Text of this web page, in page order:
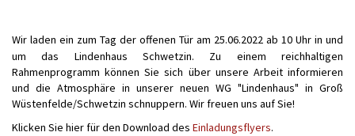
Wir laden ein zum Tag der offenen Tür am 25.06.2022 ab 10 Uhr in und
um das Lindenhaus Schwetzin. Zu einem reichhaltigen
Rahmenprogramm können Sie sich über unsere Arbeit informieren
und die Atmosphäre in unserer neuen WG "Lindenhaus" in Groß
Wüstenfelde/Schwetzin schnuppern. Wir freuen uns auf Sie!
Klicken Sie hier für den Download des Einladungsflyers.